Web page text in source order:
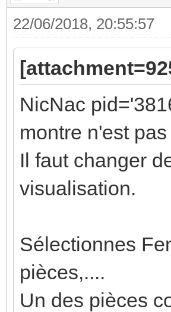
22/06/2018, 20:55:57
NicNac
montre n'est
Il faut changer
visualisation.
Sélectionnes
pièces,....
Un des pièces